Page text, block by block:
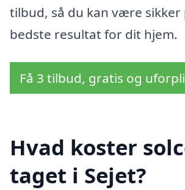
tilbud, så du kan være sikker
bedste resultat for dit hjem.
Få 3 tilbud, gratis og
Hvad koster
taget i Sejet?